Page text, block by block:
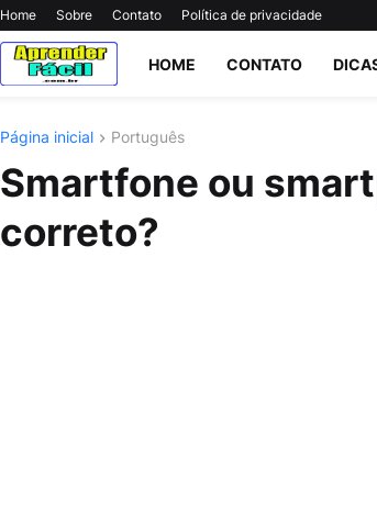
Home Sobre Contato Política de privacidade
HOME CONTATO
Página inicial Português
Smartfone ou
correto?